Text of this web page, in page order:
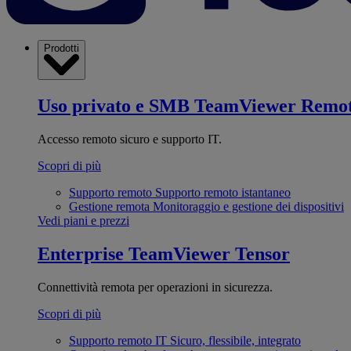
Prodotti
Uso privato e SMB TeamViewer
Accesso remoto sicuro e supporto IT.
Scopri di più
Supporto remoto Supporto remoto istantaneo
Gestione remota Monitoraggio e gestione dei dispositivi
Vedi piani e prezzi
Enterprise TeamViewer Tensor
Connettività remota per operazioni in sicurezza.
Scopri di più
Supporto remoto IT Sicuro, flessibile, integrato